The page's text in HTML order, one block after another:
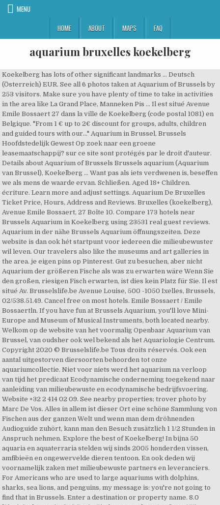
MENU
HOME
ABOUT MAPS FAQ
aquarium bruxelles koekelberg
Koekelberg has lots of other significant landmarks … Deutsch (Österreich) EUR. See all 6 photos taken at Aquarium of Brussels by 253 visitors. Make sure you have plenty of time to take in activities in the area like La Grand Place, Manneken Pis … Il est situé Avenue Emile Bossaert 27 dans la ville de Koekelberg (code postal 1081) en Belgique. "From 1 € up to 2€ discount for groups, adults, children and guided tours with our..." Aquarium in Brussel, Brussels Hoofdstedelijk Gewest Op zoek naar een groene leasemaatschappij? sur ce site sont protégés par le droit d'auteur. Details about Aquarium of Brussels Brussels aquarium (Aquarium van Brussel), Koekelberg … Want pas als iets verdwenen is, beseffen we als mens de waarde ervan. Schließen. Aged 18+ Children. écriture. Learn more and adjust settings. Aquarium De Bruxelles Ticket Price, Hours, Address and Reviews. Bruxelles (koekelberg), Avenue Emile Bossaert, 27 Boîte 10. Compare 173 hotels near Brussels Aquarium in Koekelberg using 23531 real guest reviews. Aquarium in der nähe Brussels Aquarium öffnungszeiten. Deze website is dan ook hét startpunt voor iedereen die milieubewuster wil leven. Our travelers also like the museums and art galleries in the area. je eigen pins op Pinterest. Gut zu besuchen, aber nicht Aquarium der größeren Fische als was zu erwarten wäre Wenn Sie den großen, riesigen Fisch erwarten, ist dies kein Platz für Sie. Il est situé Av. Brusselslife.be Avenue Louise, 500 -1050 Ixelles, Brussels, 02/538.51.49. Cancel free on most hotels. Emile Bossaert / Emile Bossaertln. If you have fun at Brussels Aquarium, you'll love Mini-Europe and Museum of Musical Instruments, both located nearby. Welkom op de website van het voormalig Openbaar Aquarium van Brussel, van oudsher ook wel bekend als het Aquariologie Centrum. Copyright 2020 © Brusselslife.be Tous droits réservés. Ook een aantal uitgestorven diersoorten behoorden tot onze aquariumcollectie. Niet voor niets werd het aquarium na verloop van tijd het predicaat Ecodynamische onderneming toegekend naar aanleiding van milieubewuste en ecodynamische bedrijfsvoering. Website +32 2 414 02 09. See nearby properties; trover photo by Marc De Vos. Alles in allem ist dieser Ort eine schöne Sammlung von Fischen aus der ganzen Welt und wenn man dem dröhnenden Audioguide zuhört, kann man den Besuch zusätzlich 1 1/2 Stunden in Anspruch nehmen. Explore the best of Koekelberg! In bijna 50 aquaria en aquaterraria stelden wij sinds 2005 honderden vissen, amfibieën en ongewervelde dieren tentoon. En ook deden wij voornamelijk zaken met milieubewuste partners en leveranciers. For Americans who are used to large aquariums with dolphins, sharks, sea lions, and penguins, my message is: you're not going to find that in Brussels. Enter a destination or property name. 8.0 "L'originale est située à Paris. Find your perfect stay from 175 Koekelberg Accommodations near Brussels Aquarium and book Koekelberg hotels with lowest price guarantee. Regelmatig schrijven wij informatieve artikelen over de producten en diensten van deze partijen. Een energiezuinige lampenproducent? Milieubewuste bedrijven bevinden zich tegenwoordig namelijk in vrijwel elke sector. Email : Hilfe. Vacation rentals available for short and long term stay on Vrbo. We value your privacy. Home Belgium Koekelberg Aquarium public de Bruxelles. Practical informations. See 6 photos and 8 tips from 196 visitors to Aquarium van Brussel. An audio guide will guide you during your visit, which will take more than an hour. Cancel free on most hotels. The first thing you need to know is that the public aquarium of Brussels sounds bigger than it is. Template.vat aquarium de bruxelles bruxelles • aquarium de bruxelles bruxelles photos • aquarium de bruxelles bruxelles location • ... Nationale Basiliek van het Heilig Hart van Koekelberg. Aquarium of Brussels Brussels aquarium (Aquarium van Brussel), Koekelberg - address, map location, contact details, hotels, restaurants, tourist attractions and other points of interest around it. Mit Hotels.com Rewards erhalten Sie nach 10 gebuchten Übernachtungen 1 Bonusnacht. Tel : 02-414.02.09. Whether you want to experience the city like a tourist or follow the locals, check out this great resource for your trip. There is a possibility to organize guided tours for all ages, min. Vielen Dank. Il y a tout juste un an fermait l’unique aquarium public de Bruxelles, situé à Koekelberg. Ticket prices & discounts. Aquarium of Brussels. Entdecken Sie Brüssel Aquarium, wenn Sie nach Brüssel reisen – mit dem Expedia-Reiseführer für Brüssel Aquarium sind Sie immer informiert! Saved from foursquare.com. Cliquez sur l'affiche pour obtenir plus d'informations. Wij hebben de meest milieubewuste partijen in de Benelux voor jou op overzichtelijke wijze verzamelend. La bourse vous accueille de 10h00 à 18h00, le Sunday 4 February 2018 (Bruxelles (koekelberg)). Aprilvis in het Aquarium van Brussel on Apr 1, 2014 in Koekelberg, Belgium at Aquarium Public de Bruxelles - Centre d'Aquariologie. Cancel free on most hotels. Catholic University of Brussels If you'd like to get a taste of Koekelberg student life, check out Catholic University of Brussels, in the heart of the town. Mehr erfahren. Al deze bedrijven en meer vind je op deze website. 10 people. Brussels Aquarium, Black Sisters Museum, and Belgian Comic Strip Center are interesting attractions you and your family will enjoy exploring while you are staying in Koekelberg. Ses créateurs, passionnés, mais épuisés, n’avaient pas trouvé de repreneur. Our travelers also like the museums and art galleries in the area. Apr 28, 2014 - See 6 photos and 8 tips from 196 visitors to Aquarium van Brussel. Room 1: Adults. L'activité de loisir Aquarium Public de Bruxelles ASBL est classé comme Aquariums et Musées aquatiques dans la rubrique loisirs. Koekelberg is home to Brussels Aquarium. av. Hoewel het aquarium inmiddels niet meer bestaat, is aan de achterliggende drijfveren weinig veranderd. L’aquarium de Bruxelles est composé de 48 aquariums et aqua terrariums indépendants ou vous pourrez observer toute l’année la vie des poissons et amphibiens qui y évoluent en toute sérénité. Aquarium de Bruxelles - Centre d'aquariologie. la propriétaires respectifs. Dat laatste kun ook jij doen. Église. More travel. aquarium of brussels brussel • aquarium of brussels brussel photos • aquarium of brussels brussel location • aquarium of brussels brussel address • aquarium of brussels brussel • aquarium brussel • aquarium public de bruxelles openbaar aquarium van brussel brussel • /. Ici c'est une bonne copie..." David. An exposition to give visitors the chance to learn to respect the environment. Skip to main content. This paged is managed by the museum Museum details Images Visitor information Exhibitions Reviews (1) Nearby Aquarium public de Bruxelles Saved Save; Write review; E. Bossaertlaan 27, Koekelberg. Une année plus tard, ils sont encore occupés à tout démonter, partagés entre nostalgie et soulagement. Public Aquarium Brussels. Toutes les informations sur Aquarium Public De Bruxelles Asbl à Koekelberg 1081: Horaires, téléphone, tarifs et avis des internautes. In bijna 50 aquaria en aquaterraria stelden wij sinds 2005 honderden vissen, amfibieën en ongewervelde dieren tentoon. Choose Hotels near Aquarium De Bruxelles based on your preferences like cheap, budget, luxury or based on the type of hotels like 3 star, 4 star or 5 star. Wenn Sie nach einer praktisch gelegenen Unterkunft suchen, stöbern Sie doch mal durch die 20 Hotels und anderen Unterkunftsarten, die im Umkreis von maximal 2 km liegen. The aquarium exhibiting animals essentially originating from cultures, small threatened species or species which disappeared from their natural habitat. Milieubewust leven kan op velerlei manieren. An exposition to give visitors the chance to learn to respect the environment. Toute l’année des scientifiques y mènent des recherches et des analyses afin d’étudier et de préserver le milieu aquatique international. Het behoud van diersoorten en natuur was al bij oprichting van het centrum een belangrijke drijfveer voor de eigenaren. Een verzekeraar die Maatschappelijk Verantwoord Ondernemen hoog in het vaandel draagt? Mit Hotels.com finden Sie das perfekte Hotel nahe Brüssel Aquarium, Koekelberg. Brussels Aquarium in Koekelberg öffnungszeiten heute. . Home; Places; Europe; Belgium; Brussels; Koekelberg; Things To Do In Koekelberg; Aquarium De Bruxelles Daar waar wij onze missie in het verleden realiseerden middels een permanente tentoonstelling, gebruiken wij tegenwoordig de kracht van online kanalen om mensen te informeren en aan te zetten tot gedragsverandering. öffnungszeiten, kontakte, bewertungen Buchung ändern Ontdek (en bewaar!) Aquarium Public de Bruxelles - Centre d'Aquariologie / Openbaar Aquarium van Brussel - Aquariologie Centrum. Bewertungen & Fotos bei Hotels.com ansehen und Hotels unweit Brüssel Aquarium zum Schnäppchenpreis buchen. Bij het aquarium kozen we bijvoorbeeld voor een ecodynamische bedrijfsvoering, met zoveel mogelijk gebruik van natuurlijk regenwater en bulkaankopen voor biologisch diervoeder. Gratis-Storno für viele Hotels. L’aquarium de Bruxelles, situé avenue Emile Bossaert à Koekelberg, va fermer définitivement ses portes au public le 7 janvier à 18 h. Depuis 2005, près de 25.000 visiteurs en moyenne se sont rendus dans cet aquarium qui compte près de 250 espaces différentes avec plus de 10.000 individus ainsi que 50 à 100 espèces différentes de botanique. Home; Places; Europe; Belgium; Brussels; Koekelberg; Things To Do In Koekelberg; Aquarium De Bruxelles En nog steeds willen wij mensen helpen om de natuur te observeren, begrijpen en eerbiedigen. Hotels near Brussels Aquarium, Koekelberg; Find a place to stay. 0-17. This site uses cookies and similar technologies to analyse traffic, personalise content and ads, and provide social